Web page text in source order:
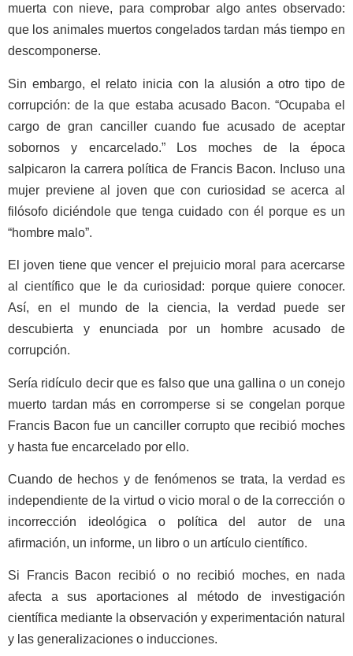
muerta con nieve, para comprobar algo antes observado:
que los animales muertos congelados tardan más tiempo en
descomponerse.
Sin embargo, el relato inicia con la alusión a otro tipo de
corrupción: de la que estaba acusado Bacon. “Ocupaba el
cargo de gran canciller cuando fue acusado de aceptar
sobornos y encarcelado.” Los moches de la época
salpicaron la carrera política de Francis Bacon. Incluso una
mujer previene al joven que con curiosidad se acerca al
filósofo diciéndole que tenga cuidado con él porque es un
“hombre malo”.
El joven tiene que vencer el prejuicio moral para acercarse
al científico que le da curiosidad: porque quiere conocer.
Así, en el mundo de la ciencia, la verdad puede ser
descubierta y enunciada por un hombre acusado de
corrupción.
Sería ridículo decir que es falso que una gallina o un conejo
muerto tardan más en corromperse si se congelan porque
Francis Bacon fue un canciller corrupto que recibió moches
y hasta fue encarcelado por ello.
Cuando de hechos y de fenómenos se trata, la verdad es
independiente de la virtud o vicio moral o de la corrección o
incorrección ideológica o política del autor de una
afirmación, un informe, un libro o un artículo científico.
Si Francis Bacon recibió o no recibió moches, en nada
afecta a sus aportaciones al método de investigación
científica mediante la observación y experimentación natural
y las generalizaciones o inducciones.